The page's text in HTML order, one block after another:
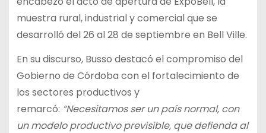
muestra rural, industrial y comercial que se
desarrolló del 26 al 28 de septiembre en Bell Ville.
En su discurso, Busso destacó el compromiso del
Gobierno de Córdoba con el fortalecimiento de
los sectores productivos y
remarcó: “Necesitamos ser un país normal, con
un modelo productivo previsible, que defienda al